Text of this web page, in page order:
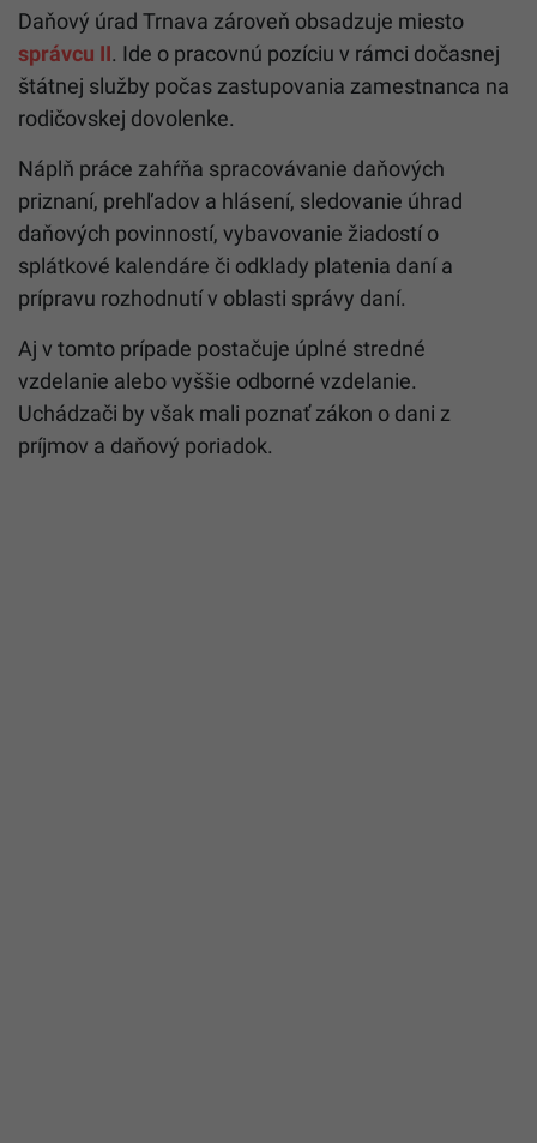
Daňový úrad Trnava zároveň obsadzuje miesto
správcu II. Ide o pracovnú pozíciu v rámci dočasnej
štátnej služby počas zastupovania zamestnanca na
rodičovskej dovolenke.
Náplň práce zahŕňa spracovávanie daňových
priznaní, prehľadov a hlásení, sledovanie úhrad
daňových povinností, vybavovanie žiadostí o
splátkové kalendáre či odklady platenia daní a
prípravu rozhodnutí v oblasti správy daní.
Aj v tomto prípade postačuje úplné stredné
vzdelanie alebo vyššie odborné vzdelanie.
Uchádzači by však mali poznať zákon o dani z
príjmov a daňový poriadok.